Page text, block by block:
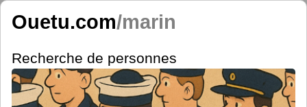
Ouetu.com/marin
Recherche de personnes